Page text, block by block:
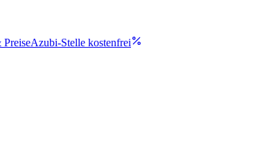
PreiseAzubi-Stelle kostenfrei